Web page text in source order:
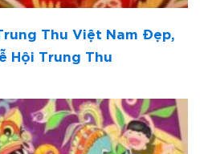
Thu Việt Nam Đẹp,
Hội Trung Thu